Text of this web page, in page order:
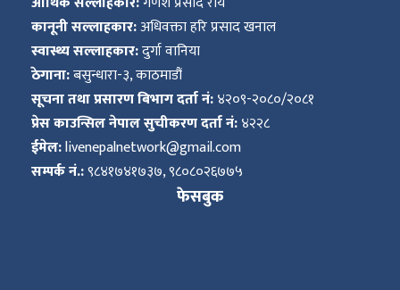
कानूनी सल्लाहकार:अधिवक्ता हरि प्रसाद खनाल
स्वास्थ्य सल्लाहकार:दुर्गा वानिया
ठेगाना:बसुन्धारा-३, काठमाडौं
सूचना तथा प्रसारण बिभाग दर्ता नं:४२०९-२०८०/२०८१
प्रेस काउन्सिल नेपाल सुचीकरण दर्ता नं:४२२८
ईमेल:livenepalnetwork@gmail.com
सम्पर्क नं.:९८४१७४१७३७, ९८०८०२६७७५
फेसबुक